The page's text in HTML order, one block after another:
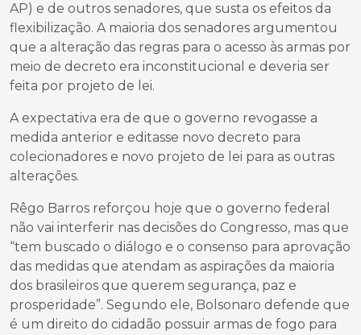
AP) e de outros senadores, que susta os efeitos da
flexibilização. A maioria dos senadores argumentou
que a alteração das regras para o acesso às armas por
meio de decreto era inconstitucional e deveria ser
feita por projeto de lei.
A expectativa era de que o governo revogasse a
medida anterior e editasse novo decreto para
colecionadores e novo projeto de lei para as outras
alterações.
Rêgo Barros reforçou hoje que o governo federal
não vai interferir nas decisões do Congresso, mas que
“tem buscado o diálogo e o consenso para aprovação
das medidas que atendam as aspirações da maioria
dos brasileiros que querem segurança, paz e
prosperidade”. Segundo ele, Bolsonaro defende que
é um direito do cidadão possuir armas de fogo para